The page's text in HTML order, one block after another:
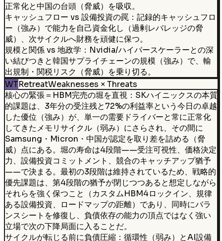
正常化と中国の台頭（脅威）を吸収。
キャッシュフロー vs 設備投資の罠：記録的キャッシュフロ
ー（強み）で能力を自己資金化し（過剰レバレッジの脅
威）、次サイクルへ財務を頑健に保つ。
規模と関係 vs 地政学：Nvidia/ハイパースケーラーとの深
い結びつきと韓国サプライチェーンの規模（強み）で、輸
出規制・関税リスク（脅威）を乗り切る。
WTRetreatWeaknesses × Threats
核心の緊張＝HBM完売の堀を直視：SKハイニックスの本質
的課題は、3年分の受注残と72%の利益率という今日の卓越
した優位（強み）が、単一の需要ドライバーと常に正常化
してきたメモリサイクル（弱み）にさらされ、その間に
Samsung・Micron・中国が認定を取り差を詰める（脅
威）点にある。堀の寿命は4段階——受注可視性、価格決定
力、設備投資コミットメント、競合のキャッチアップ猶予
——で決まる。最初の3段階は維持されているため、戦略的
優先課題は、第4段階の猶予が閉じつつあると想定しながら
それらを強く保つこと（カスタムHBM4ロックイン、規律
ある設備投資、ロードマップの距離）であり、同時にバラ
ンスシートを修復し、負債依存の能力の頂点ではなく強い
立場で次の下降局面に入ることだ。
サイクルが転じる前に負債圧縮：循環性（弱み）とAI設備